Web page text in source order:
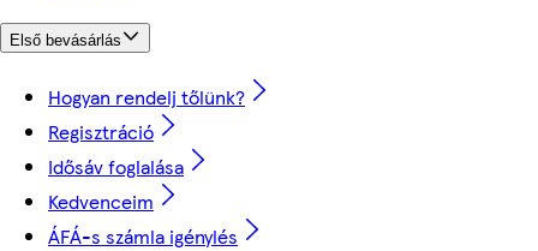
Első bevásárlás
Hogyan rendelj tőlünk?
Regisztráció
Idősáv foglalása
Kedvenceim
ÁFÁ-s számla igénylés